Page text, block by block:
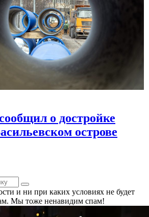
о достройке
острове
и ни при каких условиях не будет
Мы тоже ненавидим спам!